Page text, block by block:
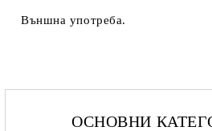
Външна употреба.
ОСНОВНИ